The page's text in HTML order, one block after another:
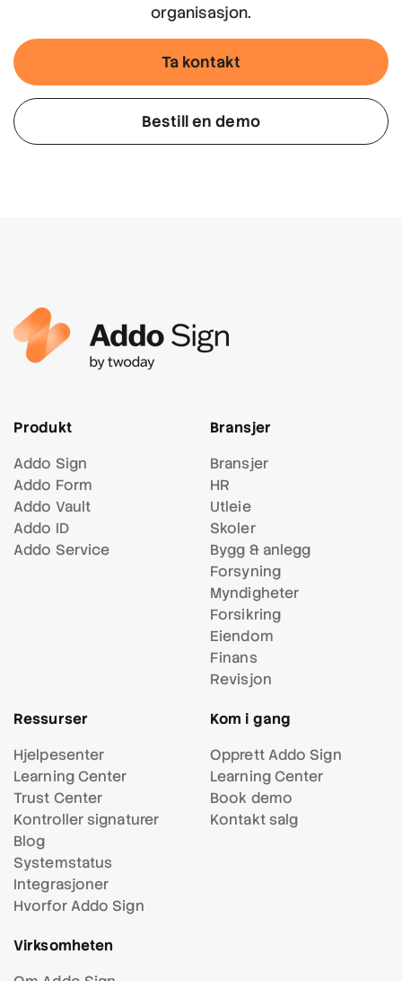
organisasjon.
Ta kontakt
Bestill en demo
Produkt
Addo Sign
Addo Form
Addo Vault
Addo ID
Addo Service
Bransjer
Bransjer
HR
Utleie
Skoler
Bygg & anlegg
Forsyning
Myndigheter
Forsikring
Eiendom
Finans
Revisjon
Ressurser
Hjelpesenter
Learning Center
Trust Center
Kontroller signaturer
Blog
Systemstatus
Integrasjoner
Hvorfor Addo Sign
Kom i gang
Opprett Addo Sign
Learning Center
Book demo
Kontakt salg
Virksomheten